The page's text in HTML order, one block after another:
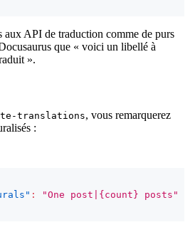
aux API de traduction comme de purs
que « voici un libellé à
».
translations, vous remarquerez
:
:
"One post|{count} posts"